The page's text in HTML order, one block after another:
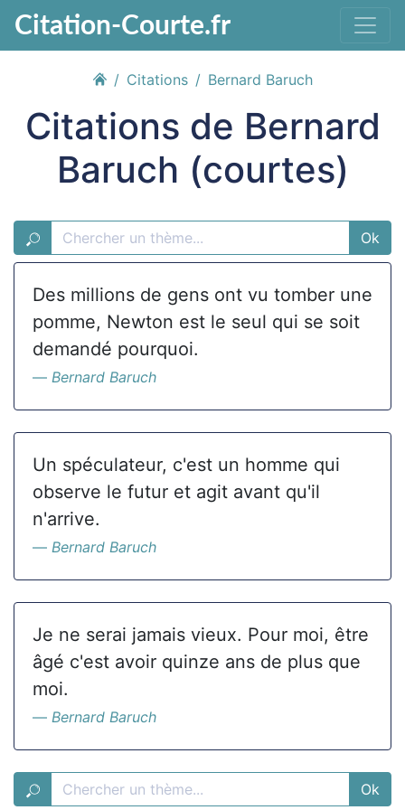
Citation-Courte.fr
Citations Bernard Baruch
Citations de Bernard
Baruch (courtes)
Ok
Des millions de gens ont vu tomber une
pomme, Newton est le seul qui se soit
demandé pourquoi.
Bernard Baruch
Un spéculateur, c'est un homme qui
observe le futur et agit avant qu'il
n'arrive.
Bernard Baruch
Je ne serai jamais vieux. Pour moi, être
âgé c'est avoir quinze ans de plus que
moi.
Bernard Baruch
Ok